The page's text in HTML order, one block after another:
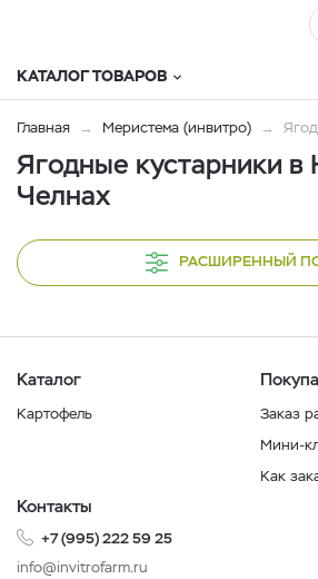
КАТАЛОГ ТОВАРОВ
Главная Меристема (инвитро)
Ягодные кустарники
Челнах
РАСШИРЕННЫЙ
Каталог
Картофель
Заказ
Мини-
Как
Контакты
+7 (995) 222 59 25
info@invitrofarm.ru